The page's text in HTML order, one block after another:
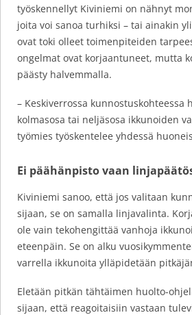
työskennellyt Kiviniemi on nähnyt
joita voi sanoa turhiksi – tai ainakin
ovat toki olleet toimenpiteiden
ongelmat ovat korjaantuneet, mutta
päästy halvemmalla.
– Keskiverrossa kunnostuskohteessa
kolmasosa tai neljäsosa ikkunoiden
työmies työskentelee yhdessä
Ei päähänpisto vaan
Kiviniemi sanoo, että jos valitaan
sijaan, se on samalla linjavalinta.
ole vain tekohengittää vanhoja
eteenpäin. Se on alku
varrella ikkunoita ylläpidetään
Eletään pitkän tähtäimen huolto-
sijaan, että reagoitaisiin vastaan